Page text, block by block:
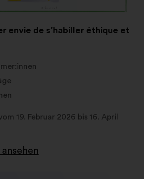
envie de s’habiller éthique et
19. Februar 2026 bis 16. April
mit gebündelten
zu bereichern.
Media-Cookies:
helfen uns, unseren